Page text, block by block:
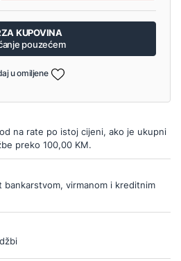
KUPOVINA
pouzećem
u omiljene
na rate po istoj cijeni, ako je ukupni
preko 100,00 KM.
virmanom i kreditnim